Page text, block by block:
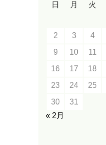
日 月 火
2
3 4
9
10 11
16
17 18
23
24 25
30
31
« 2月